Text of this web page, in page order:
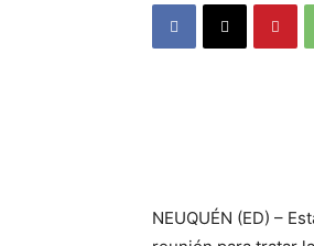
NEUQUÉN (ED) –